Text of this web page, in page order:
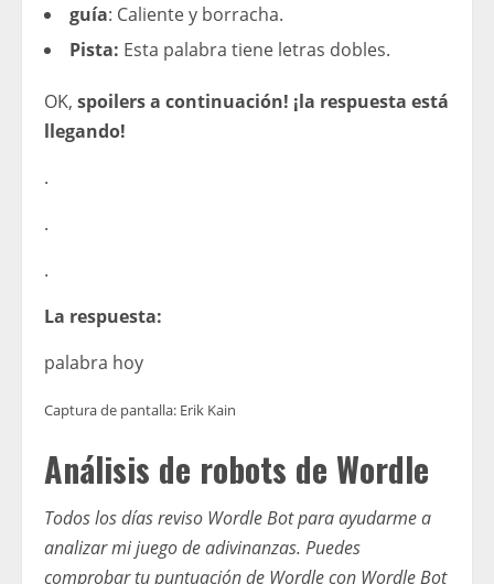
guía: Caliente y borracha.
Pista: Esta palabra tiene letras dobles.
OK, spoilers a continuación! ¡la respuesta está
llegando!
.
.
.
La respuesta:
palabra hoy
Captura de pantalla: Erik Kain
Análisis de robots de Wordle
Todos los días reviso Wordle Bot para ayudarme a
analizar mi juego de adivinanzas. Puedes
comprobar tu puntuación de Wordle con Wordle Bot